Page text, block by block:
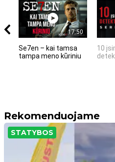
17:50
Se7en – kai tamsa
tampa meno kūriniu
10
Rekomenduojame
STATYBOS